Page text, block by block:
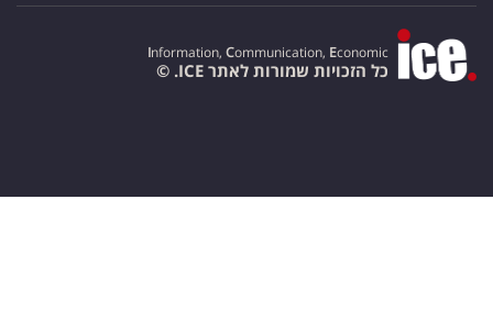
Information, Communication, Economic
כל הזכויות שמורות לאתר ICE. ©